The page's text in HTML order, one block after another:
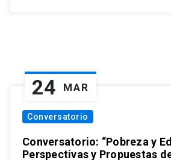
24 MAR
Conversatorio
Conversatorio: “Pobreza y
Perspectivas y Propuestas